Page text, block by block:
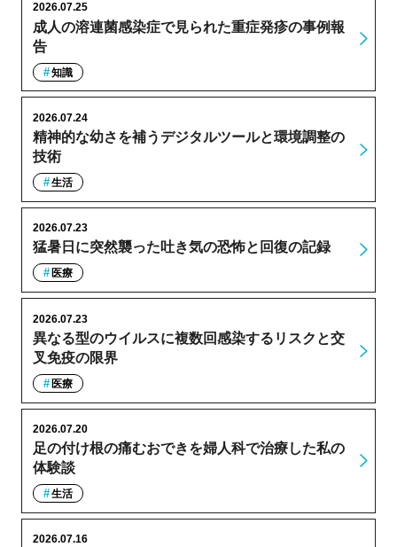
成人の溶連菌感染症で見られた重症発疹の事例報
告
2026.07.25
知識
精神的な幼さを補うデジタルツールと環境調整の
技術
2026.07.24
生活
猛暑日に突然襲った吐き気の恐怖と回復の記録
2026.07.23
医療
異なる型のウイルスに複数回感染するリスクと交
叉免疫の限界
2026.07.23
医療
足の付け根の痛むおできを婦人科で治療した私の
体験談
2026.07.20
生活
2026.07.16